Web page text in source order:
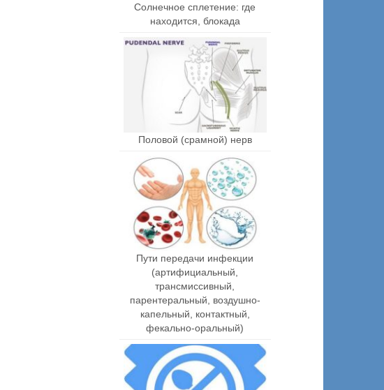
Солнечное сплетение: где
находится, блокада
Половой (срамной) нерв
Пути передачи инфекции
(артифициальный,
трансмиссивный,
парентеральный, воздушно-
капельный, контактный,
фекально-оральный)